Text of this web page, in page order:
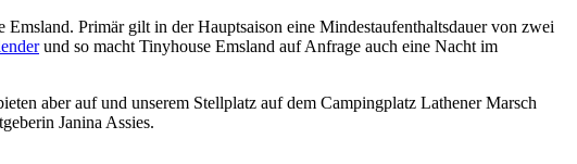
Emsland. Primär gilt in der Hauptsaison eine Mindestaufenthaltsdauer von zwei
und so macht Tinyhouse Emsland auf Anfrage auch eine Nacht im
aber auf und unserem Stellplatz auf dem Campingplatz Lathener Marsch
Janina Assies.